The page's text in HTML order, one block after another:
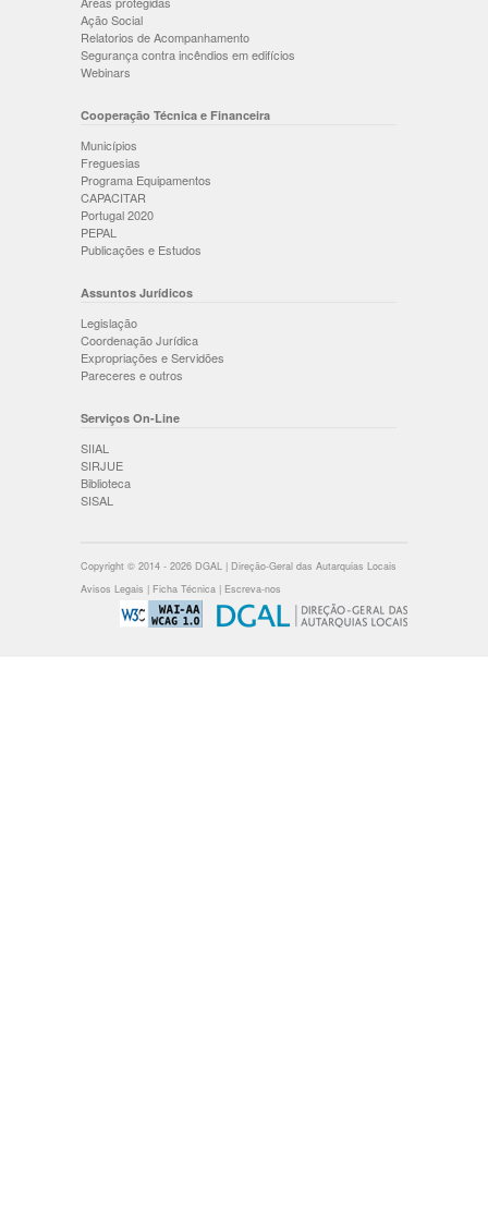
Ação Social
Relatorios de Acompanhamento
Segurança contra incêndios em edifícios
Webinars
Cooperação Técnica e Financeira
Municípios
Freguesias
Programa Equipamentos
CAPACITAR
Portugal 2020
PEPAL
Publicações e Estudos
Assuntos Jurídicos
Legislação
Coordenação Jurídica
Expropriações e Servidões
Pareceres e outros
Serviços On-Line
SIIAL
SIRJUE
Biblioteca
SISAL
Copyright © 2014 - 2026 DGAL | Direção-Geral das Autarquias Locais
Avisos Legais | Ficha Técnica | Escreva-nos